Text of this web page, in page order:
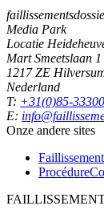
Media Park
Locatie
Mart Smeetslaan 1
1217 ZE
Nederland
T: +31(0)85-
E:
Onze andere sites